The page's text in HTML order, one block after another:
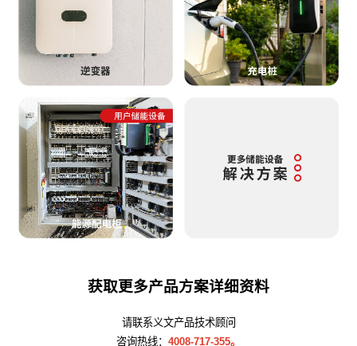
获取更多产品方案详细资料
请联系义文产品技术顾问
咨询热线： 4008-717-355。